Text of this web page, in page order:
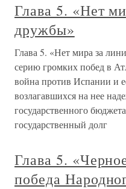
Глава 5. «Нет
дружбы»
Глава 5. «Нет мира за
серию громких побед в
война против Испании и
возлагавшихся на нее
государственного
государственный долг
Глава 5.
победа